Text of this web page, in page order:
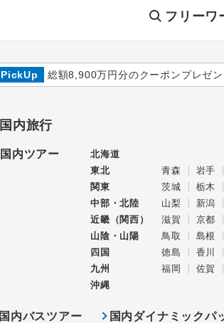
フリーワ
PickUp 総額8,900万円分のクーポンプレゼ
国内旅行
国内ツアー
北海道
東北
青森 岩手
関東
茨城 栃木
中部・北陸
山梨 新潟
近畿（関西）
滋賀 京都
山陰・山陽
鳥取 島根
四国
徳島 香川
九州
福岡 佐賀
沖縄
国内バスツアー 国内ダイナミックパ